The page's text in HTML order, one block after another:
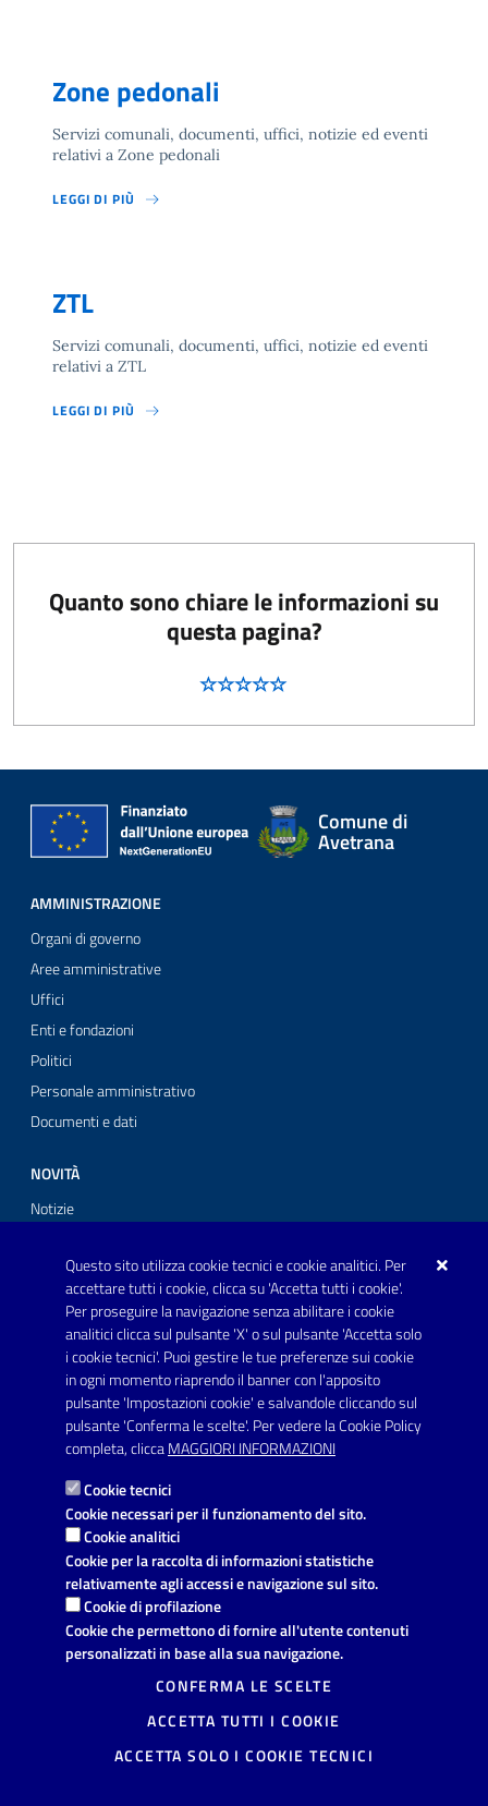
Questo sito utilizza cookie tecnici e cookie analitici. Per
accettare tutti i cookie, clicca su 'Accetta tutti i cookie'.
Per proseguire la navigazione senza abilitare i cookie
analitici clicca sul pulsante 'X' o sul pulsante 'Accetta solo
i cookie tecnici'. Puoi gestire le tue preferenze sui cookie
in ogni momento riaprendo il banner con l'apposito
pulsante 'Impostazioni cookie' e salvandole cliccando sul
pulsante 'Conferma le scelte'. Per vedere la Cookie Policy
completa, cliccaMAGGIORI INFORMAZIONI
Cookie tecnici
Cookie necessari per il funzionamento del sito.
Cookie analitici
Cookie per la raccolta di informazioni statistiche
relativamente agli accessi e navigazione sul sito.
Cookie di profilazione
Cookie che permettono di fornire all'utente contenuti
personalizzati in base alla sua navigazione.
CONFERMA LE SCELTE
ACCETTA TUTTI I COOKIE
ACCETTA SOLO I COOKIE TECNICI
Zone pedonali
Servizi comunali, documenti, uffici, notizie ed eventi
relativi a Zone pedonali
LEGGI DI PIÙ
ZTL
Servizi comunali, documenti, uffici, notizie ed eventi
relativi a ZTL
LEGGI DI PIÙ
Quanto sono chiare le informazioni su
questa pagina?
Comune di
Avetrana
AMMINISTRAZIONE
Organi di governo
Aree amministrative
Uffici
Enti e fondazioni
Politici
Personale amministrativo
Documenti e dati
NOVITÀ
Notizie
Avvisi
SERVIZI
Elenco servizi
VIVERE IL COMUNE
Luoghi
Eventi
AMMINISTRAZIONE TRASPARENTE
I dati personali pubblicati sono riutilizzabili solo alle condizioni
previste dalla direttiva comunitaria 2003/98/CE e dal d.lgs.
36/2006
Comune di Avetrana
Provincia di Taranto
Via Vittorio Emanuele, 19, 74020